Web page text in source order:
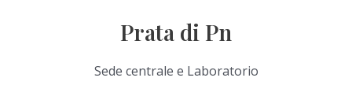
Prata di Pn
Sede centrale e Laboratorio